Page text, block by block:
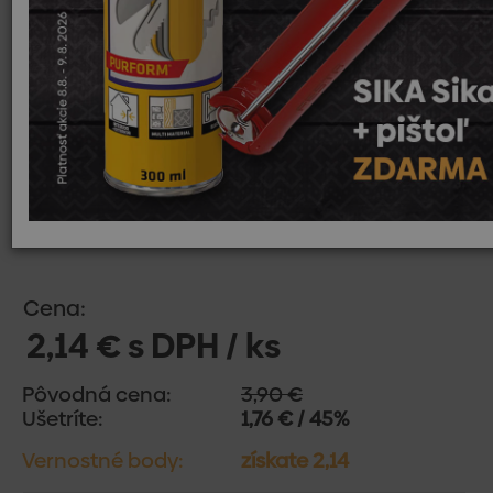
Cena:
2,14 € s DPH / ks
Pôvodná cena:
3,90 €
Ušetríte:
1,76 € / 45%
Vernostné body:
získate 2,14